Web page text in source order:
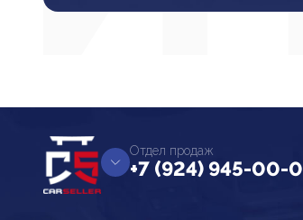
Отдел продаж
+7 (924) 945-00-